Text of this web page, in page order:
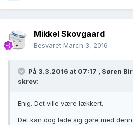
Mikkel Skovgaard
Besvaret March 3, 2016
På 3.3.2016 at 07:17 , Søren
skrev:
Enig. Det ville være lækkert.
Det kan dog lade sig gøre med